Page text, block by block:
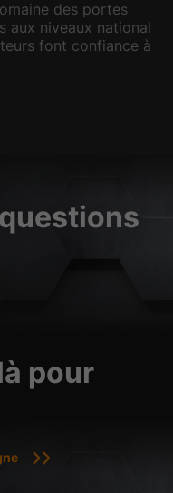
des portes
aux niveaux national
font confiance à
pour